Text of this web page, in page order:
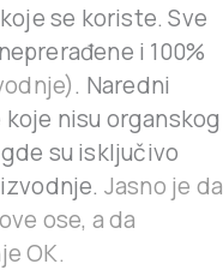
se koriste. Sve
i 100%
. Naredni
nisu organskog
su isključivo
Jasno je da
ose, a da
OK.